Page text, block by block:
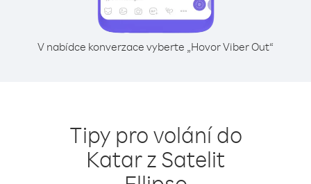
V nabídce konverzace vyberte „Hovor Viber Out“
Tipy pro volání do
Katar z Satelit